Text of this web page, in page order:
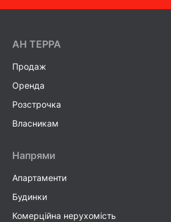
AH ТEPPA
Продаж
Оренда
Розстрочка
Власникам
Напрями
Апартаменти
Будинки
Комерційна нерухомість